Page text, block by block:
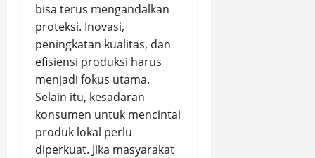
bisa terus mengandalkan
proteksi. Inovasi,
peningkatan kualitas, dan
efisiensi produksi harus
menjadi fokus utama.
Selain itu, kesadaran
konsumen untuk mencintai
produk lokal perlu
diperkuat. Jika masyarakat